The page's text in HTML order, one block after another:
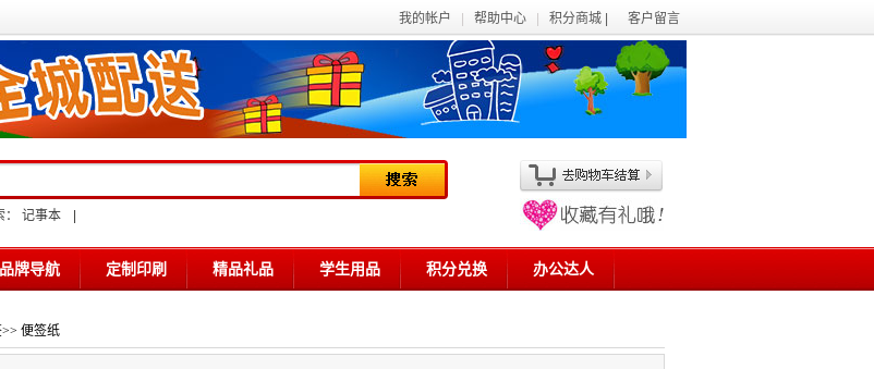
我的帐户 帮助中心 积分商城 | 客户留言
记事本
品牌导航 定制印刷 精品礼品 学生用品 积分兑换 办公达人
>> 便签纸